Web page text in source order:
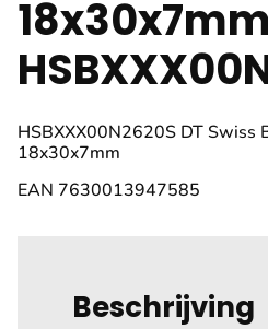
18x30x7mm |
HSBXXX00N2620S DT Swiss
18x30x7mm
EAN 7630013947585
Beschrijving